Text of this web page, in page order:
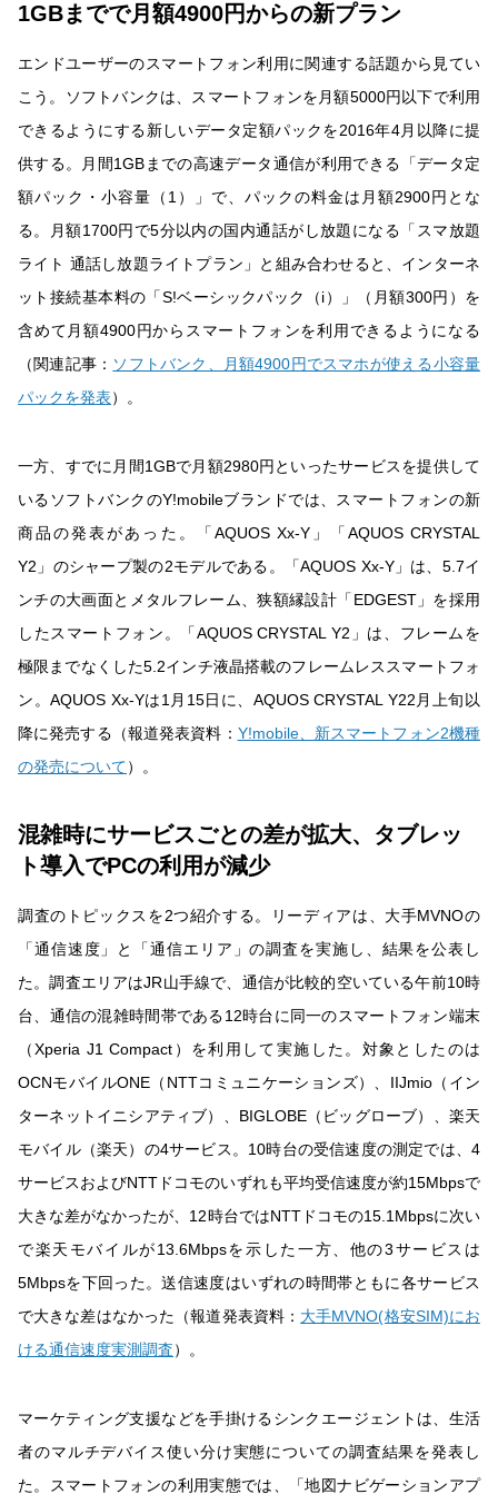
1GBまでで月額4900円からの新プラン
エンドユーザーのスマートフォン利用に関連する話題から見てい
こう。ソフトバンクは、スマートフォンを月額5000円以下で利用
できるようにする新しいデータ定額パックを2016年4月以降に提
供する。月間1GBまでの高速データ通信が利用できる「データ定
額パック・小容量（1）」で、パックの料金は月額2900円とな
る。月額1700円で5分以内の国内通話がし放題になる「スマ放題
ライト 通話し放題ライトプラン」と組み合わせると、インターネ
ット接続基本料の「S!ベーシックパック（i）」（月額300円）を
含めて月額4900円からスマートフォンを利用できるようになる
（関連記事： ソフトバンク、月額4900円でスマホが使える小容量
パックを発表）。
一方、すでに月間1GBで月額2980円といったサービスを提供して
いるソフトバンクのY!mobileブランドでは、スマートフォンの新
商品の発表があった。「AQUOS Xx-Y」「AQUOS CRYSTAL
Y2」のシャープ製の2モデルである。「AQUOS Xx-Y」は、5.7イ
ンチの大画面とメタルフレーム、狭額縁設計「EDGEST」を採用
したスマートフォン。「AQUOS CRYSTAL Y2」は、フレームを
極限までなくした5.2インチ液晶搭載のフレームレススマートフォ
ン。AQUOS Xx-Yは1月15日に、AQUOS CRYSTAL Y22月上旬以
降に発売する（報道発表資料： Y!mobile、新スマートフォン2機種
の発売について）。
混雑時にサービスごとの差が拡大、タブレッ
ト導入でPCの利用が減少
調査のトピックスを2つ紹介する。リーディアは、大手MVNOの
「通信速度」と「通信エリア」の調査を実施し、結果を公表し
た。調査エリアはJR山手線で、通信が比較的空いている午前10時
台、通信の混雑時間帯である12時台に同一のスマートフォン端末
（Xperia J1 Compact）を利用して実施した。対象としたのは
OCNモバイルONE（NTTコミュニケーションズ）、IIJmio（イン
ターネットイニシアティブ）、BIGLOBE（ビッグローブ）、楽天
モバイル（楽天）の4サービス。10時台の受信速度の測定では、4
サービスおよびNTTドコモのいずれも平均受信速度が約15Mbpsで
大きな差がなかったが、12時台ではNTTドコモの15.1Mbpsに次い
で楽天モバイルが13.6Mbpsを示した一方、他の3サービスは
5Mbpsを下回った。送信速度はいずれの時間帯ともに各サービス
で大きな差はなかった（報道発表資料： 大手MVNO(格安SIM)にお
ける通信速度実測調査）。
マーケティング支援などを手掛けるシンクエージェントは、生活
者のマルチデバイス使い分け実態についての調査結果を発表し
た。スマートフォンの利用実態では、「地図ナビゲーションアプ